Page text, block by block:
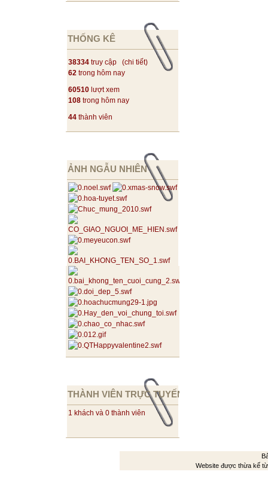
THỐNG KÊ
38334 truy cập (chi tiết)
62 trong hôm nay
60510 lượt xem
108 trong hôm nay
44 thành viên
ẢNH NGẪU NHIÊN
THÀNH VIÊN TRỰC TUYẾN
1 khách và 0 thành viên
Website được thừa kế